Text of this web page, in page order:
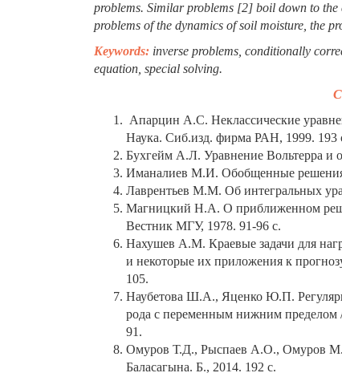
problems. Similar problems [2] boil down to
problems of the dynamics of soil moisture, the
Keywords: inverse problems, conditionally
equation, special solving.
Апарцин А.С. Неклассические
Наука. Сиб.изд. фирма РАН, 1999. 193
Бухгейм А.Л. Уравнение Вольтерра и
Иманалиев М.И. Обобщенные решения
Лаврентьев М.М. Об интегральных
Магницкий Н.А. О приближенном
Вестник МГУ, 1978. 91-96 с.
Нахушев А.М. Краевые задачи для
и некоторые их приложения к
105.
Наубетова Ш.А., Яценко Ю.П.
рода с переменным нижним
91.
Омуров Т.Д., Рыспаев А.О., Омуров
Баласагына. Б., 2014. 192 с.